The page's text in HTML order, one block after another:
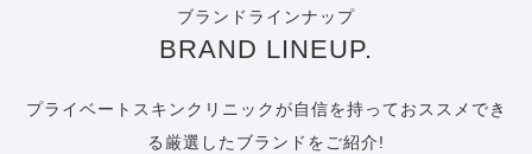
ブランドラインナップ
BRAND LINEUP.
プライベートスキンクリニックが自信を持っておススメでき
る厳選したブランドをご紹介!